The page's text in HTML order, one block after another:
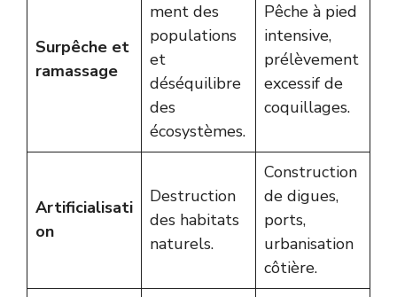
Surpêche et
ramassage
ment des
populations
et
déséquilibre
des
écosystèmes.
Pêche à pied
intensive,
prélèvement
excessif de
coquillages.
Artificialisati
on
Destruction
des habitats
naturels.
Construction
de digues,
ports,
urbanisation
côtière.